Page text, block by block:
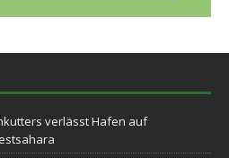
verlässt Hafen auf